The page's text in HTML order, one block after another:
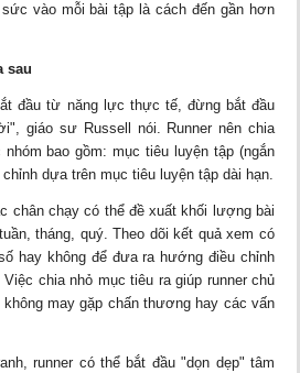
vào mỗi bài tập là cách đến gần hơn
sau
đầu từ năng lực thực tế, đừng bắt đầu
giáo sư Russell nói. Runner nên chia
bao gồm: mục tiêu luyện tập (ngắn
dựa trên mục tiêu luyện tập dài hạn.
chân chạy có thể đề xuất khối lượng bài
tháng, quý. Theo dõi kết quả xem có
hay không để đưa ra hướng điều chỉnh
chia nhỏ mục tiêu ra giúp runner chủ
may gặp chấn thương hay các vấn
runner có thể bắt đầu "dọn dẹp" tâm